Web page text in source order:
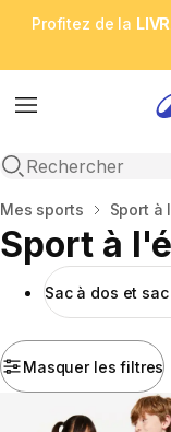
Profitez de la
Menu
Open search
Accueil
Mes sports Sport à
Sport à
Sac à dos et
Masquer les filtres